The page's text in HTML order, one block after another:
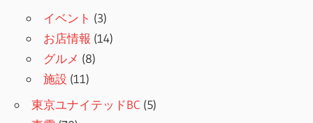
イベント (3)
お店情報 (14)
グルメ (8)
施設 (11)
東京ユナイテッドBC (5)